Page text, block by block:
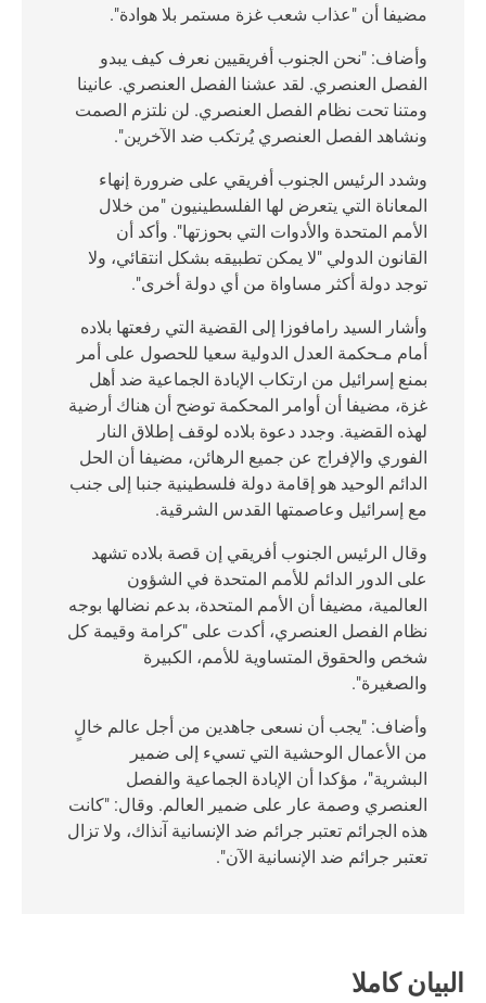
مضيفا أن "عذاب شعب غزة مستمر بلا هوادة".
وأضاف: "نحن الجنوب أفريقيين نعرف كيف يبدو
الفصل العنصري. لقد عشنا الفصل العنصري. عانينا
ومتنا تحت نظام الفصل العنصري. لن نلتزم الصمت
ونشاهد الفصل العنصري يُرتكب ضد الآخرين".
وشدد الرئيس الجنوب أفريقي على ضرورة إنهاء
المعاناة التي يتعرض لها الفلسطينيون "من خلال
الأمم المتحدة والأدوات التي بحوزتها". وأكد أن
القانون الدولي "لا يمكن تطبيقه بشكل انتقائي، ولا
توجد دولة أكثر مساواة من أي دولة أخرى".
وأشار السيد رامافوزا إلى القضية التي رفعتها بلاده
أمام مـحكمة العدل الدولية سعيا للحصول على أمر
بمنع إسرائيل من ارتكاب الإبادة الجماعية ضد أهل
غزة، مضيفا أن أوامر المحكمة توضح أن هناك أرضية
لهذه القضية. وجدد دعوة بلاده لوقف إطلاق النار
الفوري والإفراج عن جميع الرهائن، مضيفا أن الحل
الدائم الوحيد هو إقامة دولة فلسطينية جنبا إلى جنب
مع إسرائيل وعاصمتها القدس الشرقية.
وقال الرئيس الجنوب أفريقي إن قصة بلاده تشهد
على الدور الدائم للأمم المتحدة في الشؤون
العالمية، مضيفا أن الأمم المتحدة، بدعم نضالها بوجه
نظام الفصل العنصري، أكدت على "كرامة وقيمة كل
شخص والحقوق المتساوية للأمم، الكبيرة
والصغيرة".
وأضاف: "يجب أن نسعى جاهدين من أجل عالم خالٍ
من الأعمال الوحشية التي تسيء إلى ضمير
البشرية"، مؤكدا أن الإبادة الجماعية والفصل
العنصري وصمة عار على ضمير العالم. وقال: "كانت
هذه الجرائم تعتبر جرائم ضد الإنسانية آنذاك، ولا تزال
تعتبر جرائم ضد الإنسانية الآن".
البيان كاملا